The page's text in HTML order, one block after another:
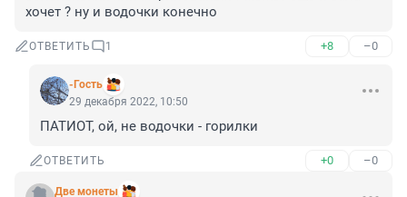
хочет ? ну и водочки конечно
ОТВЕТИТЬ 1 +8 –0
-Гость
29 декабря 2022, 10:50
ПАТИОТ, ой, не водочки - горилки
ОТВЕТИТЬ +0 –0
Две монеты